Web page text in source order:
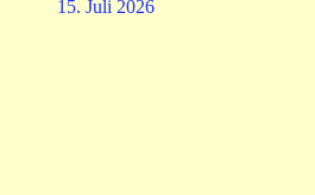
15. Juli 2026